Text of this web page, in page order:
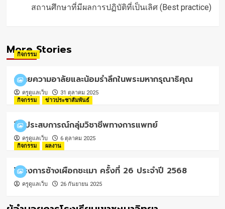
สถานศึกษาที่มีผลการปฏิบัติที่เป็นเลิศ (Best practice)
More Stories
กิจกรรม
ถวายความอาลัยและน้อมรำลึกในพระมหากรุณาธิคุณ
ครูดูแลเว็บ
31 ตุลาคม 2025
กิจกรรม
ข่าวประชาสัมพันธ์
ฝึกประสบการณ์กลุ่มวิชาชีพทางการแพทย์
ครูดูแลเว็บ
6 ตุลาคม 2025
กิจกรรม
ผลงาน
โครงการช้างเผือกชะเมา ครั้งที่ 26 ประจำปี 2568
ครูดูแลเว็บ 26 กันยายน 2025